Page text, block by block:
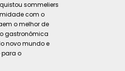
sommeliers
com o
o melhor de
gastronômica
novo mundo e
para o